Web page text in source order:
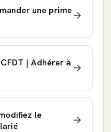
une prime
| Adhérer à
le